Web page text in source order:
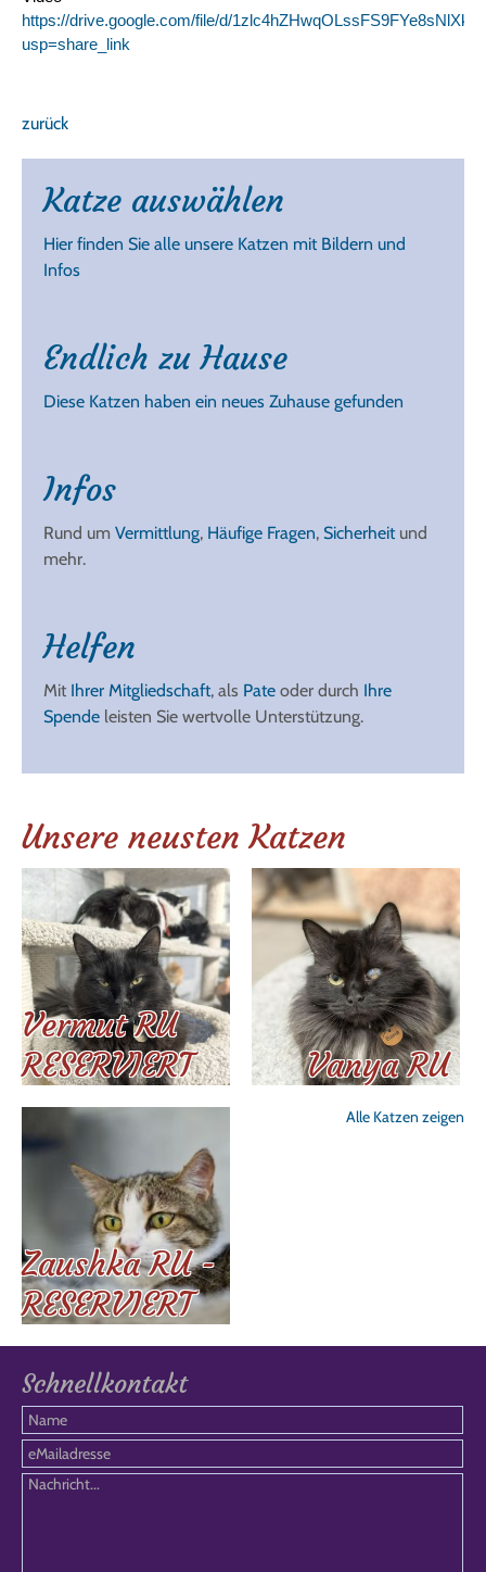
https://drive.google.com/file/d/
usp=share_link
zurück
Katze auswählen
Hier finden Sie alle unsere Katzen mit Bildern und
Infos
Endlich zu Hause
Diese Katzen haben ein neues Zuhause gefunden
Infos
Rund um Vermittlung, Häufige Fragen, Sicherheitund
mehr.
Helfen
Mit Ihrer Mitgliedschaft, als Pate oder durch Ihre
Spende leisten Sie wertvolle Unterstützung.
Unsere neusten Katzen
Vermut RU
RESERVIERT
Vanya RU
Zaushka RU -
RESERVIERT
Alle Katzen zeigen
Schnellkontakt